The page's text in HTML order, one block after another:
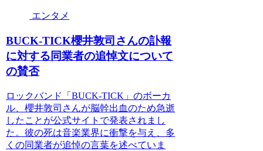
エンタメ
BUCK-TICK櫻井敦司さんの訃報
に対する同業者の追悼文について
の賛否
ロックバンド「BUCK-TICK」のボーカ
ル、櫻井敦司さんが脳幹出血のため急逝
したことが公式サイトで発表されまし
た。彼の死は音楽業界に衝撃を与え、多
くの同業者が追悼の言葉を述べていま